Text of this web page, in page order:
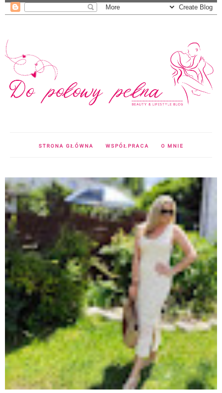
STRONA GŁÓWNA WSPÓŁPRACA O MNIE